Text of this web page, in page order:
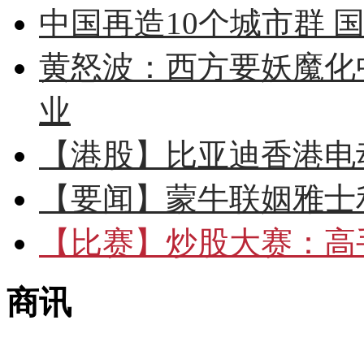
中国再造10个城市群
黄怒波：西方要妖魔
业
【港股】
比亚迪香港
【要闻】 蒙牛联姻雅
【比赛】 炒股大赛：高
商讯